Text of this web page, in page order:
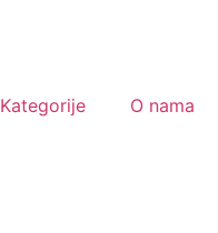
Kategorije O nama